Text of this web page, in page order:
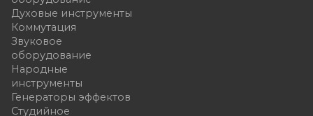
Духовые инструменты
Коммутация
Звуковое
оборудование
Народные
инструменты
Генераторы эффектов
Студийное